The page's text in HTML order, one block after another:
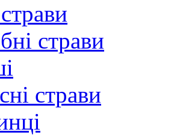
страви
страви